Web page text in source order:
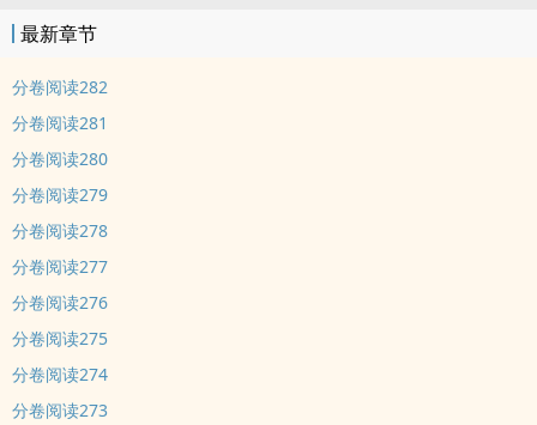
被他渣了的娱乐圈大佬：“不要闹了。亲爱的，跟我回家好吗？”
被他渣了的黑暗哨兵：“到现在了，你还要说那不是我的孩子吗？”
……
池照一个爆哭：“大佬，信我一回好吗，让我拿一回奖励可以吗？”
【自以为演技非常好其实天天都在掉马的受X无敌深情每次都能精准扒
马的攻】
1v1，攻是一个人
最新章节
分卷阅读282
分卷阅读281
分卷阅读280
分卷阅读279
分卷阅读278
分卷阅读277
分卷阅读276
分卷阅读275
分卷阅读274
分卷阅读273